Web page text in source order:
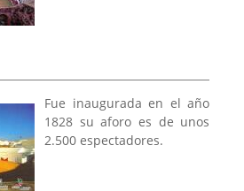
Fue inaugurada en el año
1828 su aforo es de unos
2.500 espectadores.